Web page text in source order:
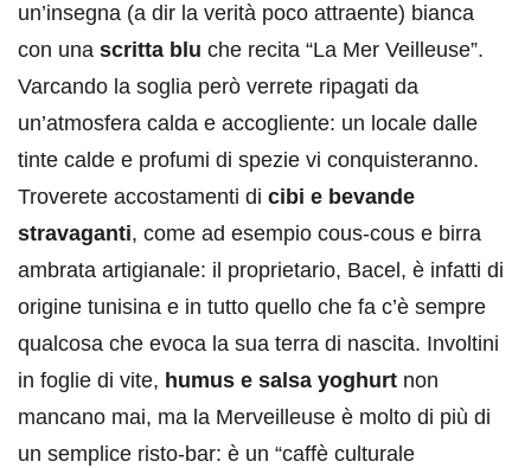
un’insegna (a dir la verità poco attraente) bianca
con una scritta blu che recita “La Mer Veilleuse”.
Varcando la soglia però verrete ripagati da
un’atmosfera calda e accogliente: un locale dalle
tinte calde e profumi di spezie vi conquisteranno.
Troverete accostamenti di cibi e bevande
stravaganti, come ad esempio cous-cous e birra
ambrata artigianale: il proprietario, Bacel, è infatti di
origine tunisina e in tutto quello che fa c’è sempre
qualcosa che evoca la sua terra di nascita. Involtini
in foglie di vite, humus e salsa yoghurt non
mancano mai, ma la Merveilleuse è molto di più di
un semplice risto-bar: è un “caffè culturale